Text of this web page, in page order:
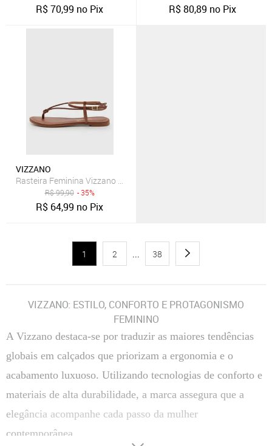
R$70,99 no Pix R$80,89 no Pix
VIZZANO
Rasteira Feminina Vizzano Tiras Trançadas Marrom
R$99,90 - 35%
R$ 64,99 no Pix
1 2 ... 38
VIZZANO: ESTILO, CONFORTO E PROTAGONISMO
FEMININO
A Vizzano destaca-se por traduzir as maiores tendências
globais em calçados que priorizam a ergonomia e o
acabamento luxuoso. Utilizando tecnologias de conforto e
materiais de alta durabilidade, a marca assegura que a
elegância acompanhe cada passo da mulher
contemporânea.